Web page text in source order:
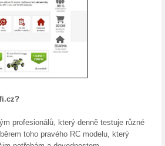
poukazy na
svým blízkým